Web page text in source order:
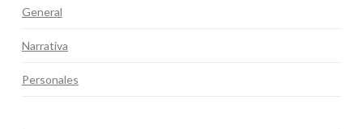
General
Narrativa
Personales